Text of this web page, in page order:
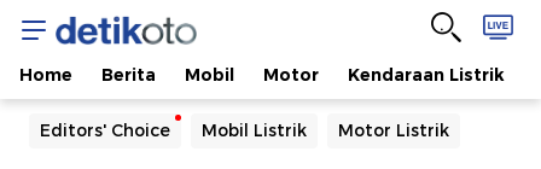
Home Berita Mobil Motor Kendaraan Listrik
Editors' Choice Mobil Listrik Motor Listrik